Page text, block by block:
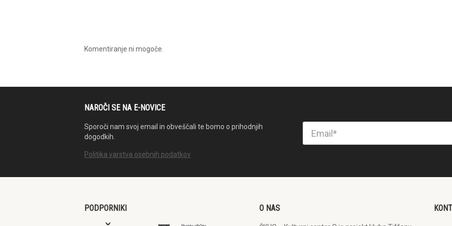
Komentiranje ni mogoče.
NAROČI SE NA E-NOVICE
Sporoči nam svoj email in obveščali te bomo o prihodnjih
dogodkih.
Politika varstva osebnih podatkov
PODPORNIKI O NAS